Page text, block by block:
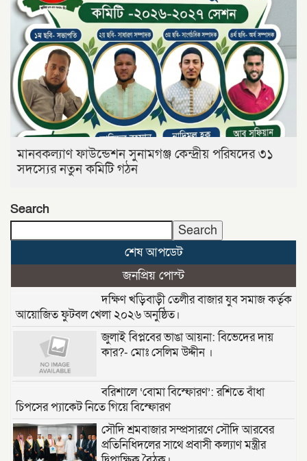
মানবকল্যাণ ফাউন্ডেশন সুনামগঞ্জ কেন্দ্রীয় পরিষদের ৩১
সদস্যের নতুন কমিটি গঠন
Search
Search
শেষ আপডেট
জনপ্রিয় পোস্ট
দক্ষিণ খড়িবাড়ী তেলীর বাজার যুব সমাজ কর্তৃক
আয়োজিত ফুটবল খেলা ২০২৬ অনুষ্ঠিত।
জুলাই বিপ্লবের ভাঙা আয়না: বিভেদের দায়
কার?- মোঃ সেলিম উদ্দীন ।
বরিশালে ‘বোমা বিস্ফোরণ’: রশিতে বাঁধা
চিপসের প্যাকেট নিতে গিয়ে বিস্ফোরণ
সৌদি শ্রমবাজার সম্প্রসারণে সৌদি আরবের
প্রতিনিধিদলের সাথে প্রবাসী কল্যাণ মন্ত্রীর